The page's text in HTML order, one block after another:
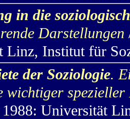
in die
Darstellungen
Linz, Institut für
der Soziologie.
wichtiger
Universität